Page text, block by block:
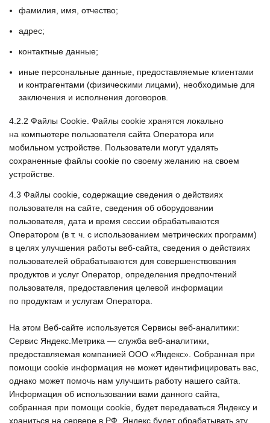
фамилия, имя, отчество;
адрес;
контактные данные;
иные персональные данные, предоставляемые клиентами
и контрагентами (физическими лицами), необходимые для
заключения и исполнения договоров.
4.2.2 Файлы Сookie. Файлы cookie хранятся локально
на компьютере пользователя сайта Оператора или
мобильном устройстве. Пользователи могут удалять
сохраненные файлы cookie по своему желанию на своем
устройстве.
4.3 Файлы cookie, содержащие сведения о действиях
пользователя на сайте, сведения об оборудовании
пользователя, дата и время сессии обрабатываются
Оператором (в т. ч. с использованием метрических программ)
в целях улучшения работы веб-сайта, сведения о действиях
пользователей обрабатываются для совершенствования
продуктов и услуг Оператор, определения предпочтений
пользователя, предоставления целевой информации
по продуктам и услугам Оператора.
На этом Веб-сайте используется Сервисы веб-аналитики:
Сервис Яндекс.Метрика — служба веб-аналитики,
предоставляемая компанией ООО «Яндекс». Собранная при
помощи cookie информация не может идентифицировать вас,
однако может помочь нам улучшить работу нашего сайта.
Информация об использовании вами данного сайта,
собранная при помощи cookie, будет передаваться Яндексу и
храниться на сервере в РФ. Яндекс будет обрабатывать эту